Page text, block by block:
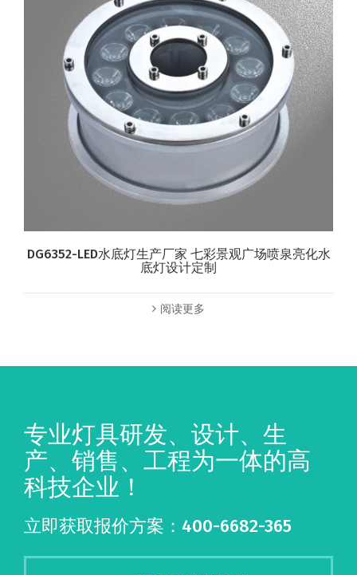
DG6352-LED水底灯生产厂家 七彩景观广场喷泉亮化水
底灯设计定制
阅读更多
专业灯具研发、设计、生
产、销售、工程为一体的高
科技企业！
立即获取报价方案：400-6682-365